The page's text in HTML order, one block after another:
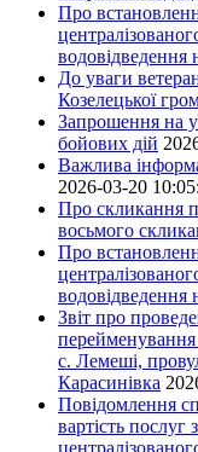
Про
водовідведення
До уваги
Козелецької
Запрошення на
бойових дій
Важлива
2026-03-20
Про скликання
восьмого
Про
водовідведення
Звіт про
с. Лемеші,
Карасинівка
Повідомлення
вартість послуг